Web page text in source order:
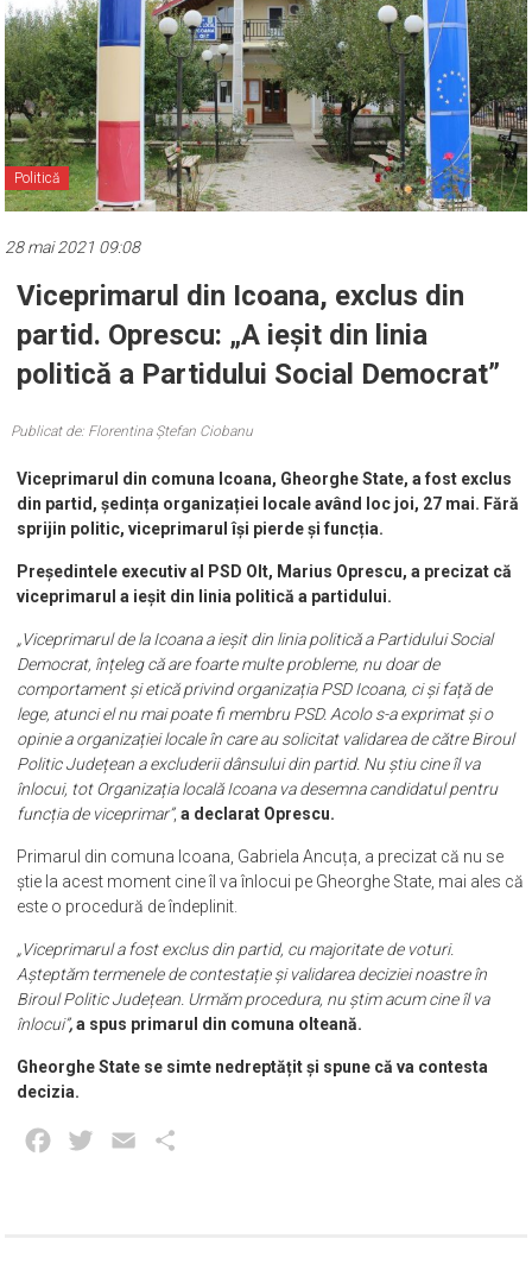
Politică
28 mai 2021 09:08
Viceprimarul din Icoana, exclus din
partid. Oprescu: „A ieșit din linia
politică a Partidului Social Democrat”
Publicat de: Florentina Ștefan Ciobanu
Viceprimarul din comuna Icoana, Gheorghe State, a fost exclus
din partid, ședința organizației locale având loc joi, 27 mai. Fără
sprijin politic, viceprimarul își pierde și funcția.
Președintele executiv al PSD Olt, Marius Oprescu, a precizat că
viceprimarul a ieșit din linia politică a partidului.
„Viceprimarul de la Icoana a ieșit din linia politică a Partidului Social
Democrat, înțeleg că are foarte multe probleme, nu doar de
comportament și etică privind organizația PSD Icoana, ci și față de
lege, atunci el nu mai poate fi membru PSD. Acolo s-a exprimat și o
opinie a organizației locale în care au solicitat validarea de către Biroul
Politic Județean a excluderii dânsului din partid. Nu știu cine îl va
înlocui, tot Organizația locală Icoana va desemna candidatul pentru
funcția de viceprimar”, a declarat Oprescu.
Primarul din comuna Icoana, Gabriela Ancuța, a precizat că nu se
știe la acest moment cine îl va înlocui pe Gheorghe State, mai ales că
este o procedură de îndeplinit.
„Viceprimarul a fost exclus din partid, cu majoritate de voturi.
Așteptăm termenele de contestație și validarea deciziei noastre în
Biroul Politic Județean. Urmăm procedura, nu știm acum cine îl va
înlocui”,a spus primarul din comuna olteană.
Gheorghe State se simte nedreptățit și spune că va contesta
decizia.
Facebook
Twitter Email